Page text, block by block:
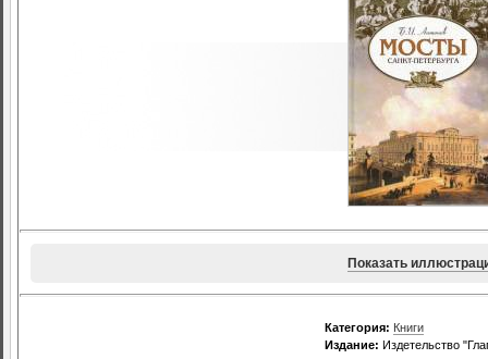
Показать
Категория: Книги
Издание: Издетельство